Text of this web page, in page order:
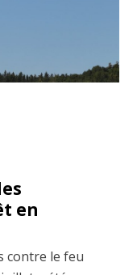
en
contre le feu